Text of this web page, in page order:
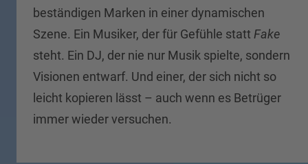
beständigen Marken in einer dynamischen
Szene. Ein Musiker, der für Gefühle statt Fake
steht. Ein DJ, der nie nur Musik spielte, sondern
Visionen entwarf. Und einer, der sich nicht so
leicht kopieren lässt – auch wenn es Betrüger
immer wieder versuchen.